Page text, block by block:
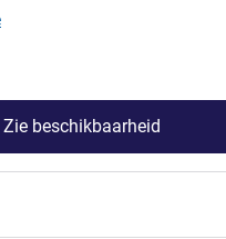
Zie beschikbaarheid